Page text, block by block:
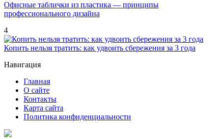
Офисные таблички из пластика — принципы
профессионального дизайна
4
Копить нельзя тратить: как удвоить сбережения за 3 года
Навигация
Главная
О сайте
Контакты
Карта сайта
Политика конфиденциальности